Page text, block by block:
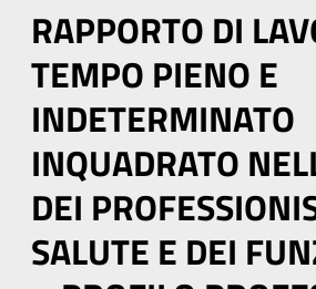
RAPPORTO DI
TEMPO PIENO E
INDETERMINATO
INQUADRATO
DEI
SALUTE E DEI